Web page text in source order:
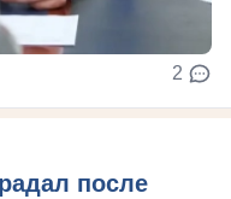
2
после